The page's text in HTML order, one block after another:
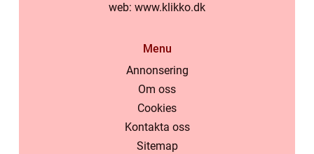
web: www.klikko.dk
Menu
Annonsering
Om oss
Cookies
Kontakta oss
Sitemap